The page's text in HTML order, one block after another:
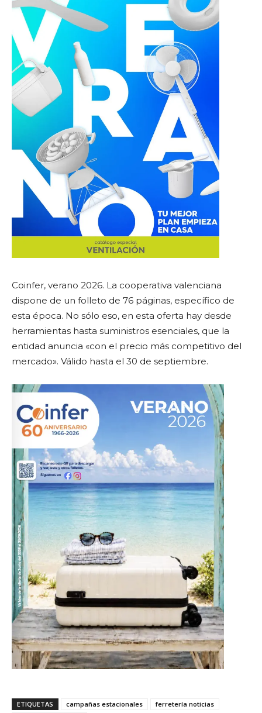
Coinfer, verano 2026. La cooperativa valenciana
dispone de un folleto de 76 páginas, específico de
esta época. No sólo eso, en esta oferta hay desde
herramientas hasta suministros esenciales, que la
entidad anuncia «con el precio más competitivo del
mercado». Válido hasta el 30 de septiembre.
ETIQUETAS campañas estacionales
ferretería noticias